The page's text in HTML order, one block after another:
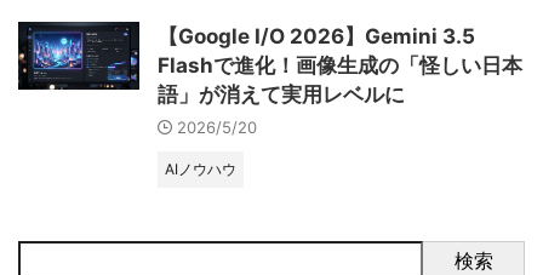
【Google I/O 2026】Gemini 3.5
Flashで進化！画像生成の「怪しい日本
語」が消えて実用レベルに
2026/5/20
AIノウハウ
検索